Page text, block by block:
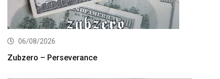
06/08/2026
Zubzero – Perseverance